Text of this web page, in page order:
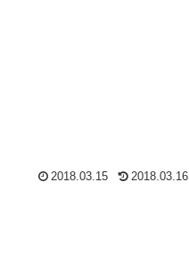
2018.03.15 2018.03.16